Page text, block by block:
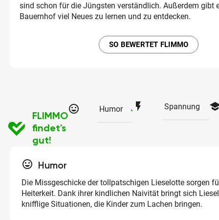
sind schon für die Jüngsten verständlich. Außerdem gibt
Bauernhof viel Neues zu lernen und zu entdecken.
SO BEWERTET FLIMMO
FLIMMO
findet's
gut!
tag_faces Humor checked
flash_on Spannung
tag_faces Humor
Die Missgeschicke der tollpatschigen Lieselotte sorgen
Heiterkeit. Dank ihrer kindlichen Naivität bringt sich
knifflige Situationen, die Kinder zum Lachen bringen.